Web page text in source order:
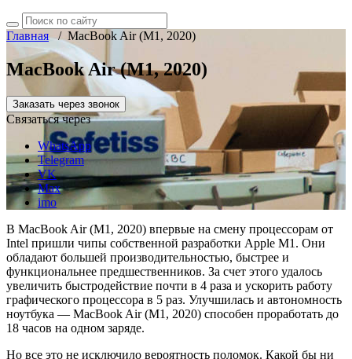
Главная/ MacBook Air (M1, 2020)
MacBook Air (M1, 2020)
Заказать через звонок
Связаться через
WhatsApp
Telegram
VK
Max
imo
В MacBook Air (M1, 2020) впервые на смену процессорам от
Intel пришли чипы собственной разработки Apple M1. Они
обладают большей производительностью, быстрее и
функциональнее предшественников. За счет этого удалось
увеличить быстродействие почти в 4 раза и ускорить работу
графического процессора в 5 раз. Улучшилась и автономность
ноутбука — MacBook Air (M1, 2020) способен проработать до
18 часов на одном заряде.
Но все это не исключило вероятность поломок. Какой бы ни